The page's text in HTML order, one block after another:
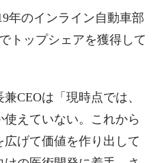
年のインライン自動車部
トップシェアを獲得して
CEOは「現時点では、
えていない。これから
げて価値を作り出して